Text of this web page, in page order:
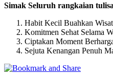
Simak Seluruh rangkaian
Habit Kecil Buahkan
Komitmen Sehat Selama
Ciptakan Moment
Sejuta Kenangan Penuh